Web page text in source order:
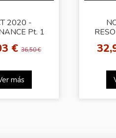
2020 -
Pt. 1
€36,50 €
más